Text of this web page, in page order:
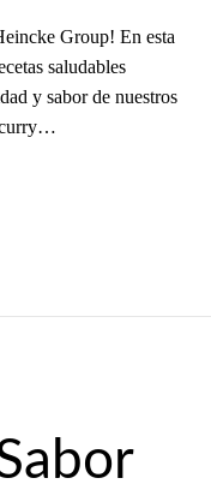
Group! En esta
saludables
y sabor de nuestros
curry…